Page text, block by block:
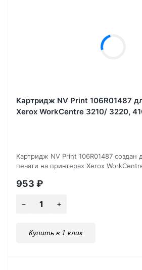
Картридж NV Print 106R01487
Xerox WorkCentre 3210/ 3220,
Картридж NV Print 106R01487 создан
печати на принтерах Xerox
953 ₽
Купить в 1 клик